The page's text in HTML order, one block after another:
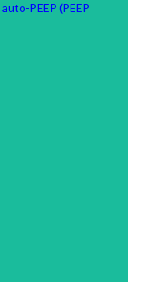
PEEP (PEEP